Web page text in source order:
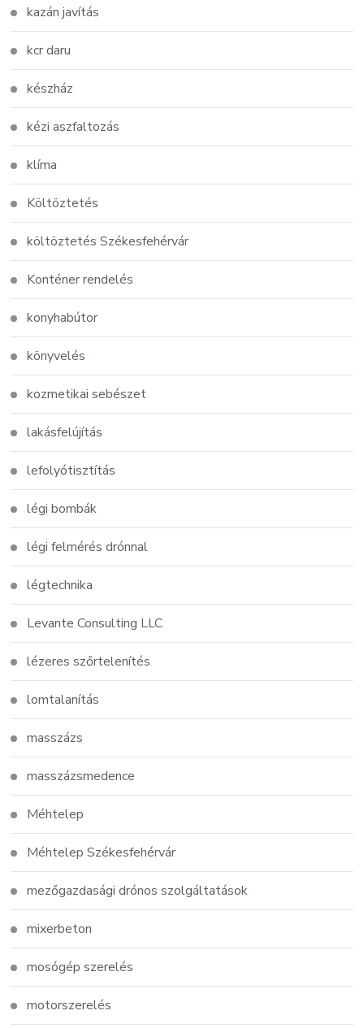
kazán javítás
kcr daru
készház
kézi aszfaltozás
klíma
Költöztetés
költöztetés Székesfehérvár
Konténer rendelés
konyhabútor
könyvelés
kozmetikai sebészet
lakásfelújítás
lefolyótisztítás
légi bombák
légi felmérés drónnal
légtechnika
Levante Consulting LLC
lézeres szőrtelenítés
lomtalanítás
masszázs
masszázsmedence
Méhtelep
Méhtelep Székesfehérvár
mezőgazdasági drónos szolgáltatások
mixerbeton
mosógép szerelés
motorszerelés